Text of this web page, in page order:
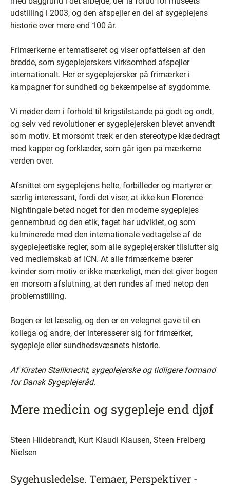
udstilling i 2003, og den afspejler en del af sygeplejens
historie over mere end 100 år.
Frimærkerne er tematiseret og viser opfattelsen af den
bredde, som sygeplejerskers virksomhed afspejler
internationalt. Her er sygeplejersker på frimærker i
kampagner for sundhed og bekæmpelse af sygdomme.
Vi møder dem i forhold til krigstilstande på godt og ondt,
og selv ved revolutioner er sygeplejersken blevet anvendt
som motiv. Et morsomt træk er den stereotype klædedragt
med kapper og forklæder, som går igen på mærkerne
verden over.
Afsnittet om sygeplejens helte, forbilleder og martyrer er
særlig interessant, fordi det viser, at ikke kun Florence
Nightingale betød noget for den moderne sygeplejes
gennembrud og den etik, faget har udviklet, og som
kulminerede med den internationale vedtagelse af de
sygeplejeetiske regler, som alle sygeplejersker tilslutter sig
ved medlemskab af ICN. At alle frimærkerne bærer
kvinder som motiv er ikke mærkeligt, men det giver bogen
en morsom afslutning, at den rundes af med netop den
problemstilling.
Bogen er let læselig, og den er en velegnet gave til en
kollega og andre, der interesserer sig for frimærker,
sygepleje eller sundhedsvæsnets historie.
Af Kirsten Stallknecht, sygeplejerske og tidligere formand
for Dansk Sygeplejeråd.
Mere medicin og sygepleje end djøf
Steen Hildebrandt, Kurt Klaudi Klausen, Steen Freiberg
Nielsen
Sygehusledelse. Temaer, Perspektiver -